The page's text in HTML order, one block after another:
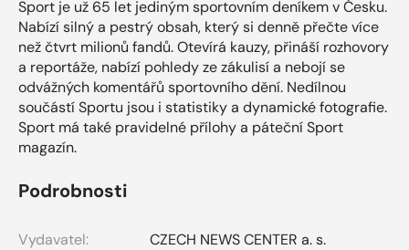
Sport je už 65 let jediným sportovním deníkem v Česku.
Nabízí silný a pestrý obsah, který si denně přečte více
než čtvrt milionů fandů. Otevírá kauzy, přináší rozhovory
a reportáže, nabízí pohledy ze zákulisí a nebojí se
odvážných komentářů sportovního dění. Nedílnou
součástí Sportu jsou i statistiky a dynamické fotografie.
Sport má také pravidelné přílohy a páteční Sport
magazín.
Podrobnosti
Vydavatel:
CZECH NEWS CENTER a. s.